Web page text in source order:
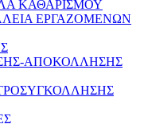
ΚΑΘΑΡΙΣΜΟΥ
ΕΡΓΑΖΟΜΕΝΩΝ
ΑΠΟΚΟΛΛΗΣΗΣ